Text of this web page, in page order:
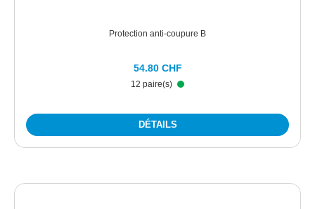
Protection anti-coupure B
12 paire(s)
54.80 CHF
DÉTAILS